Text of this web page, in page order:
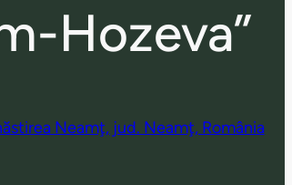
Hozeva”
Neamţ, jud. Neamţ, România